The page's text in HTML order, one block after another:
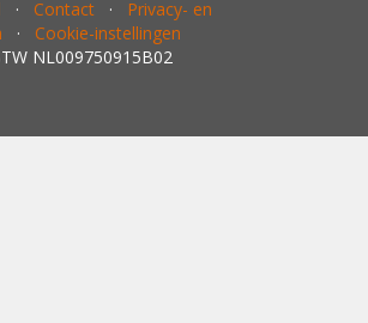
· Contact · Privacy- en
· Cookie-instellingen
NL009750915B02